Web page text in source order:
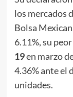
los mercados
Bolsa
6.11%, su
19en marzo
4.36% ante el
unidades.